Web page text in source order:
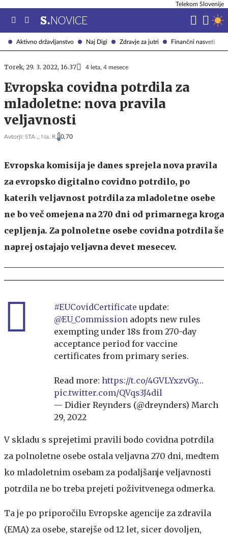
Aktivno državljanstvo Naj Digi Zdravje za jutri Finančni nasveti
Telekom Slovenije
Torek, 29. 3. 2022, 16.37 4 leta, 4 mesece
Evropska covidna potrdila za
mladoletne: nova pravila
veljavnosti
Avtorji: STA ,, Na. R. 0,70
Evropska komisija je danes sprejela nova pravila
za evropsko digitalno covidno potrdilo, po
katerih veljavnost potrdila za mladoletne osebe
ne bo več omejena na 270 dni od primarnega kroga
cepljenja. Za polnoletne osebe covidna potrdila še
naprej ostajajo veljavna devet mesecev.
#EUCovidCertificate update:
@EU_Commission adopts new rules
exempting under 18s from 270-day
acceptance period for vaccine
certificates from primary series.
Read more: https://t.co/4GVLYxzvGy…
pic.twitter.com/QVqs3J4dil
— Didier Reynders (@dreynders) March
29, 2022
V skladu s sprejetimi pravili bodo covidna potrdila
za polnoletne osebe ostala veljavna 270 dni, medtem
ko mladoletnim osebam za podaljšanje veljavnosti
potrdila ne bo treba prejeti poživitvenega odmerka.
Ta je po priporočilu Evropske agencije za zdravila
(EMA) za osebe, starejše od 12 let, sicer dovoljen,